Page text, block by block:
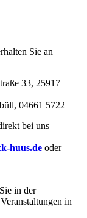
Sie an
33, 25917
04661 5722
bei uns
huus.de oder
in der
in